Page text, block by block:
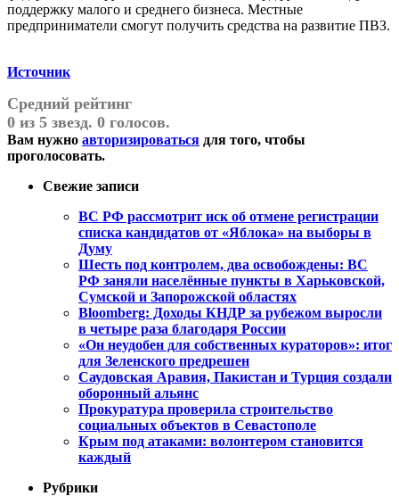
поддержку малого и среднего бизнеса. Местные
предприниматели смогут получить средства на развитие ПВЗ.
Источник
Средний рейтинг
0 из 5 звезд. 0 голосов.
Вам нужно авторизироваться для того, чтобы
проголосовать.
Свежие записи
ВС РФ рассмотрит иск об отмене регистрации
списка кандидатов от «Яблока» на выборы в
Думу
Шесть под контролем, два освобождены: ВС
РФ заняли населённые пункты в Харьковской,
Сумской и Запорожской областях
Bloomberg: Доходы КНДР за рубежом выросли
в четыре раза благодаря России
«Он неудобен для собственных кураторов»: итог
для Зеленского предрешен
Саудовская Аравия, Пакистан и Турция создали
оборонный альянс
Прокуратура проверила строительство
социальных объектов в Севастополе
Крым под атаками: волонтером становится
каждый
Рубрики